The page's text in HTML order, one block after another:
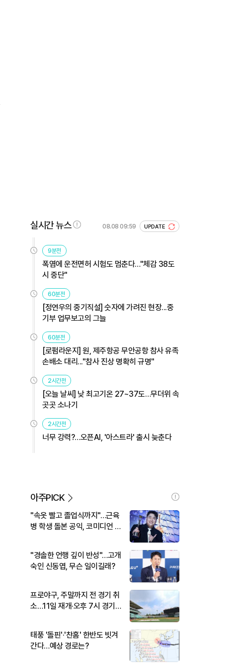
실시간 뉴스 08.08 09:59 UPDATE
9분전
폭염에 운전면허 시험도 멈춘다…"체감 38도
시 중단"
60분전
[정연우의 중기직설] 숫자에 가려진 현장...중
기부 업무보고의 그늘
60분전
[로펌라운지] 원, 제주항공 무안공항 참사 유족
손배소 대리..."참사 진상 명확히 규명"
2시간전
[오늘 날씨] 낮 최고기온 27~37도…무더위 속
곳곳 소나기
2시간전
너무 강력?…오픈AI, '아스트라' 출시 늦춘다
아주PICK
"속옷 빨고 졸업식까지"…근육
병 학생 돌본 공익, 코미디언 김
"경솔한 언행 깊이 반성"…고개
숙인 신동엽, 무슨 일이길래?
프로야구, 주말까지 전 경기 취
소…11일 재개·오후 7시 경기
태풍 '돌핀'·'찬홈' 한반도 빗겨
간다…예상 경로는?